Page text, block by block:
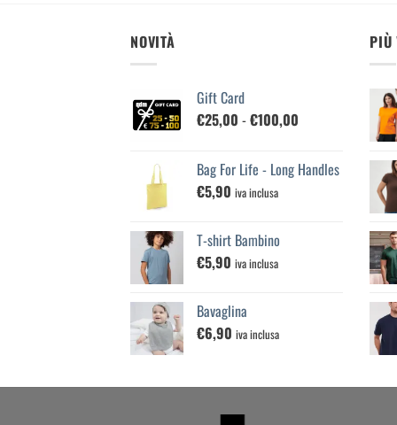
NOVITÀ
Gift Card
€25,00 -€100,00
da
Bag For Life - Long Handles
€5,90 iva inclusa
T-shirt Bambino
€5,90 iva inclusa
Bavaglina
€6,90 iva inclusa
PIÙ